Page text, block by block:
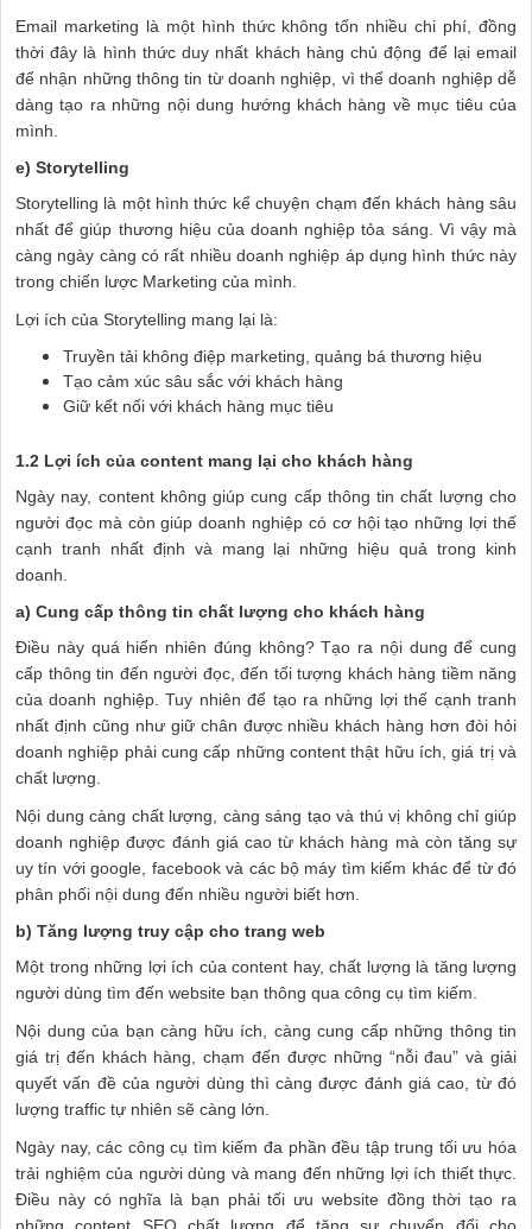
Email marketing là một hình thức không tốn nhiều chi phí, đồng
thời đây là hình thức duy nhất khách hàng chủ động để lại email
để nhận những thông tin từ doanh nghiệp, vì thế doanh nghiệp dễ
dàng tạo ra những nội dung hướng khách hàng về mục tiêu của
mình.
e) Storytelling
Storytelling là một hình thức kể chuyện chạm đến khách hàng sâu
nhất để giúp thương hiệu của doanh nghiệp tỏa sáng. Vì vậy mà
càng ngày càng có rất nhiều doanh nghiệp áp dụng hình thức này
trong chiến lược Marketing của mình.
Lợi ích của Storytelling mang lại là:
Truyền tải không điệp marketing, quảng bá thương hiệu
Tạo cảm xúc sâu sắc với khách hàng
Giữ kết nối với khách hàng mục tiêu
1.2 Lợi ích của content mang lại cho khách hàng
Ngày nay, content không giúp cung cấp thông tin chất lượng cho
người đọc mà còn giúp doanh nghiệp có cơ hội tạo những lợi thế
cạnh tranh nhất định và mang lại những hiệu quả trong kinh
doanh.
a) Cung cấp thông tin chất lượng cho khách hàng
Điều này quá hiển nhiên đúng không? Tạo ra nội dung để cung
cấp thông tin đến người đọc, đến tối tượng khách hàng tiềm năng
của doanh nghiệp. Tuy nhiên để tạo ra những lợi thế cạnh tranh
nhất định cũng như giữ chân được nhiều khách hàng hơn đòi hỏi
doanh nghiệp phải cung cấp những content thật hữu ích, giá trị và
chất lượng.
Nội dung càng chất lượng, càng sáng tạo và thú vị không chỉ giúp
doanh nghiệp được đánh giá cao từ khách hàng mà còn tăng sự
uy tín với google, facebook và các bộ máy tìm kiếm khác để từ đó
phân phối nội dung đến nhiều người biết hơn.
b) Tăng lượng truy cập cho trang web
Một trong những lợi ích của content hay, chất lượng là tăng lượng
người dùng tìm đến website bạn thông qua công cụ tìm kiếm.
Nội dung của bạn càng hữu ích, càng cung cấp những thông tin
giá trị đến khách hàng, chạm đến được những “nỗi đau” và giải
quyết vấn đề của người dùng thì càng được đánh giá cao, từ đó
lượng traffic tự nhiên sẽ càng lớn.
Ngày nay, các công cụ tìm kiếm đa phần đều tập trung tối ưu hóa
trải nghiệm của người dùng và mang đến những lợi ích thiết thực.
Điều này có nghĩa là bạn phải tối ưu website đồng thời tạo ra